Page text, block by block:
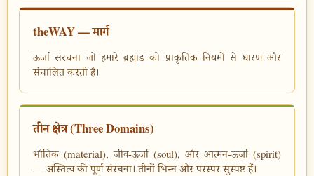
theWAY — मार्ग
ऊर्जा संरचना जो हमारे ब्रह्मांड को प्राकृतिक नियमों से धारण और
संचालित करती है।
तीन क्षेत्र (Three Domains)
भौतिक (material), जीव-ऊर्जा (soul), और आत्मन-ऊर्जा (spirit)
— अस्तित्व की पूर्ण संरचना। तीनों भिन्न और परस्पर सुस्पष्ट हैं।